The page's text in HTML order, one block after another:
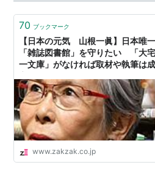
70 ブックマーク
【日本の元気 山根一眞】日本唯
「雑誌図書館」を守りたい 「大
一文庫」がなければ取材や執筆は
www.zakzak.co.jp